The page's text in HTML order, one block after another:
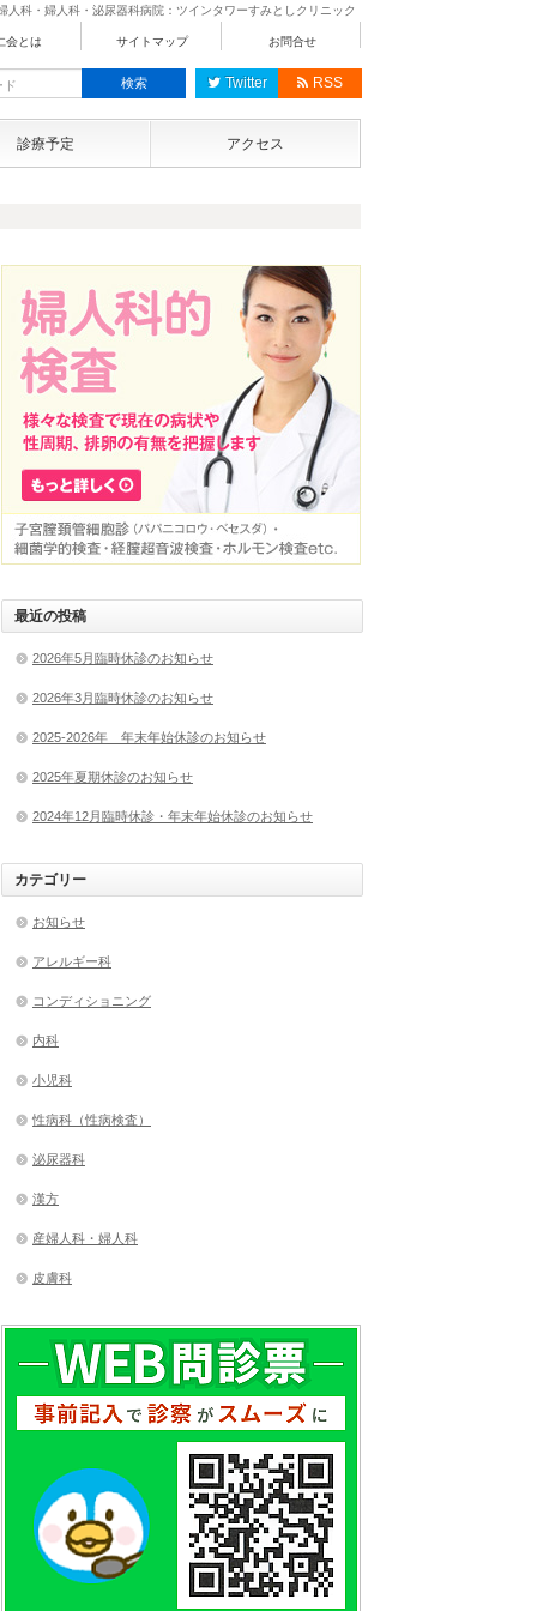
人科・婦人科・泌尿器科病院：ツインタワーすみとしクリニック
会とは サイトマップ お問合せ
Twitter RSS
診療予定 アクセス
最近の投稿
2026年5月臨時休診のお知らせ
2026年3月臨時休診のお知らせ
2025-2026年 年末年始休診のお知らせ
2025年夏期休診のお知らせ
2024年12月臨時休診・年末年始休診のお知らせ
カテゴリー
お知らせ
アレルギー科
コンディショニング
内科
小児科
性病科（性病検査）
泌尿器科
漢方
産婦人科・婦人科
皮膚科